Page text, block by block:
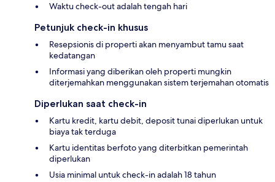
Waktu check-out adalah tengah hari
Petunjuk check-in khusus
Resepsionis di properti akan menyambut tamu saat
kedatangan
Informasi yang diberikan oleh properti mungkin
diterjemahkan menggunakan sistem terjemahan otomatis
Diperlukan saat check-in
Kartu kredit, kartu debit, deposit tunai diperlukan untuk
biaya tak terduga
Kartu identitas berfoto yang diterbitkan pemerintah
diperlukan
Usia minimal untuk check-in adalah 18 tahun